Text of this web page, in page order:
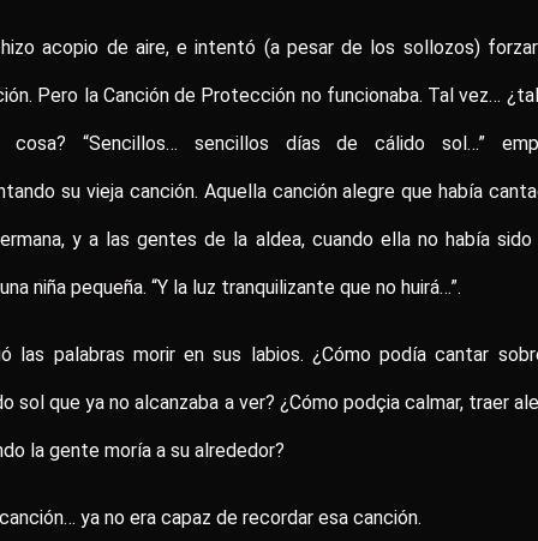
acopio de aire, e intentó (a pesar de los sollozos)
Pero la Canción de Protección no funcionaba. Tal vez…
cosa? “Sencillos… sencillos días de cálido sol…”
su vieja canción. Aquella canción alegre que había
y a las gentes de la aldea, cuando ella no había sido
niña pequeña. “Y la luz tranquilizante que no huirá…”.
las palabras morir en sus labios. ¿Cómo podía cantar
sol que ya no alcanzaba a ver? ¿Cómo podçia calmar, traer
la gente moría a su alrededor?
ya no era capaz de recordar esa canción.